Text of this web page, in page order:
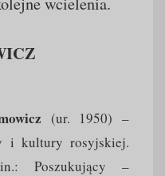
(ur. 1950) –
i kultury rosyjskiej.
Poszukujący –